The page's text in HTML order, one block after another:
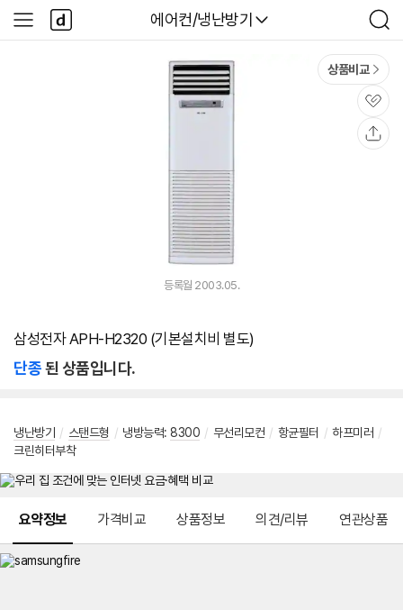
다나와
에어컨/냉난방기
검
색
사
이
다
나
와
상품비교
관
심
등록월 2003.05.
삼성전자 APH-H2320 (기본설치비 별도)
단종된 상품입니다.
냉난방기 / 스탠드형 / 냉방능력: 8300 / 무선리모컨 / 항균필터 / 하프미러 /
크린히터부착
요약정보 가격비교 상품정보 의견/리뷰 연관상품